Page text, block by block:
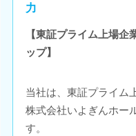
力
【東証プライム上場
ップ】
当社は、東証プライム
株式会社いよぎんホー
す。